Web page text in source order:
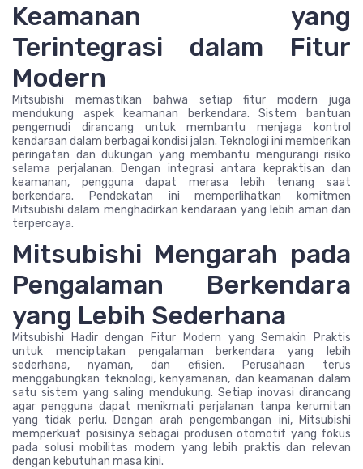
Keamanan yang
Terintegrasi dalam Fitur
Modern
Mitsubishi memastikan bahwa setiap fitur modern juga
mendukung aspek keamanan berkendara. Sistem bantuan
pengemudi dirancang untuk membantu menjaga kontrol
kendaraan dalam berbagai kondisi jalan. Teknologi ini memberikan
peringatan dan dukungan yang membantu mengurangi risiko
selama perjalanan. Dengan integrasi antara kepraktisan dan
keamanan, pengguna dapat merasa lebih tenang saat
berkendara. Pendekatan ini memperlihatkan komitmen
Mitsubishi dalam menghadirkan kendaraan yang lebih aman dan
terpercaya.
Mitsubishi Mengarah pada
Pengalaman Berkendara
yang Lebih Sederhana
Mitsubishi Hadir dengan Fitur Modern yang Semakin Praktis
untuk menciptakan pengalaman berkendara yang lebih
sederhana, nyaman, dan efisien. Perusahaan terus
menggabungkan teknologi, kenyamanan, dan keamanan dalam
satu sistem yang saling mendukung. Setiap inovasi dirancang
agar pengguna dapat menikmati perjalanan tanpa kerumitan
yang tidak perlu. Dengan arah pengembangan ini, Mitsubishi
memperkuat posisinya sebagai produsen otomotif yang fokus
pada solusi mobilitas modern yang lebih praktis dan relevan
dengan kebutuhan masa kini.